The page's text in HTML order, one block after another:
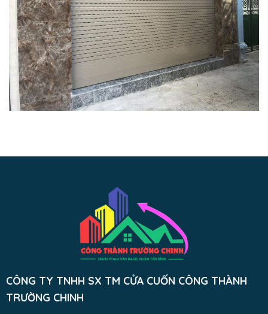
CÔNG TY TNHH SX TM CỬA CUỐN CÔNG THÀNH
TRƯỜNG CHINH